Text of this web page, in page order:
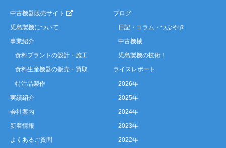
中古機器販売サイト
児島製機について
事業紹介
食料プラントの設計・施工
食料生産機器の販売・買取
特注品製作
実績紹介
会社案内
新着情報
よくあるご質問
ブログ
日記・コラム・つぶやき
中古機械
児島製機の技術！
ライスレポート
2026年
2025年
2024年
2023年
2022年